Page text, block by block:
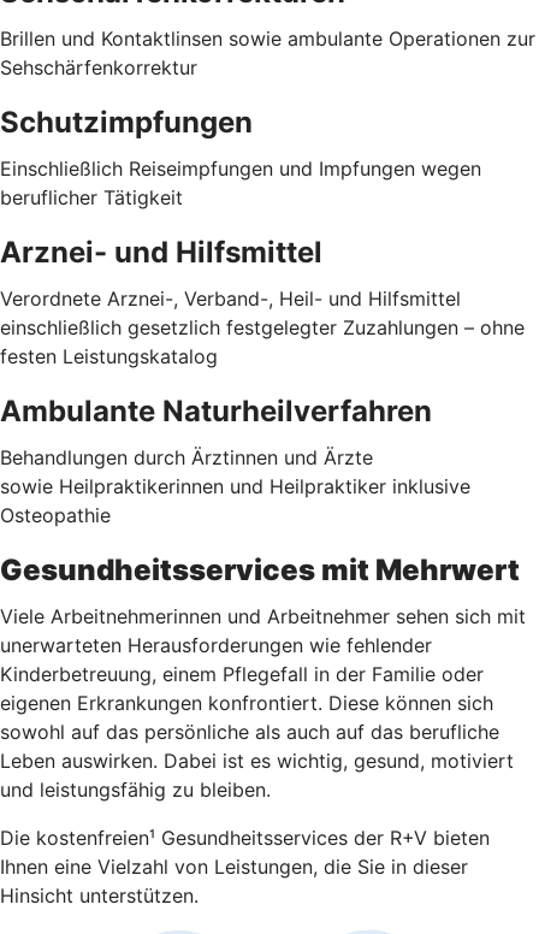
Brillen und Kontaktlinsen sowie ambulante Operationen zur
Sehschärfenkorrektur
Schutzimpfungen
Einschließlich Reiseimpfungen und Impfungen wegen
beruflicher Tätigkeit
Arznei- und Hilfsmittel
Verordnete Arznei-, Verband-, Heil- und Hilfsmittel
einschließlich gesetzlich festgelegter Zuzahlungen – ohne
festen Leistungskatalog
Ambulante Naturheilverfahren
Behandlungen durch Ärztinnen und Ärzte
sowie Heilpraktikerinnen und Heilpraktiker inklusive
Osteopathie
Gesundheitsservices mit Mehrwert
Viele Arbeitnehmerinnen und Arbeitnehmer sehen sich mit
unerwarteten Herausforderungen wie fehlender
Kinderbetreuung, einem Pflegefall in der Familie oder
eigenen Erkrankungen konfrontiert. Diese können sich
sowohl auf das persönliche als auch auf das berufliche
Leben auswirken. Dabei ist es wichtig, gesund, motiviert
und leistungsfähig zu bleiben.
Die kostenfreien¹ Gesundheitsservices der R+V bieten
Ihnen eine Vielzahl von Leistungen, die Sie in dieser
Hinsicht unterstützen.